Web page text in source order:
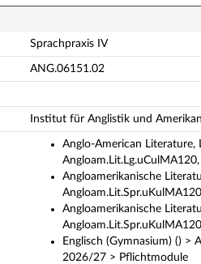
Sprachpraxis IV
ANG.06151.02
Institut für Anglistik und
Anglo-American Literature,
Angloamerikanische
Angloamerikanische
Englisch (Gymnasium) () >
2026/27 > Pflichtmodule